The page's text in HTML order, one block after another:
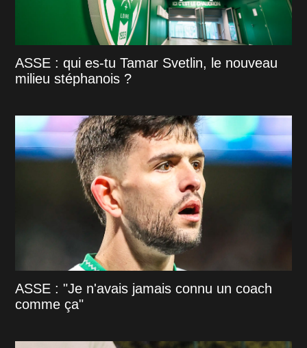
ASSE : qui es-tu Tamar Svetlin, le nouveau
milieu stéphanois ?
ASSE : "Je n'avais jamais connu un coach
comme ça"